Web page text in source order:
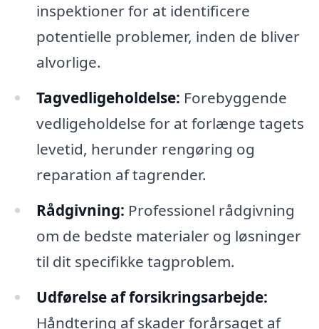
inspektioner for at identificere
potentielle problemer, inden de bliver
alvorlige.
Tagvedligeholdelse: Forebyggende
vedligeholdelse for at forlænge tagets
levetid, herunder rengøring og
reparation af tagrender.
Rådgivning: Professionel rådgivning
om de bedste materialer og løsninger
til dit specifikke tagproblem.
Udførelse af forsikringsarbejde:
Håndtering af skader forårsaget af